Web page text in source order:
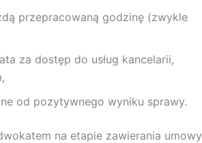
przepracowaną godzinę (zwykle
za dostęp do usług kancelarii,
od pozytywnego wyniku sprawy.
na etapie zawierania umowy